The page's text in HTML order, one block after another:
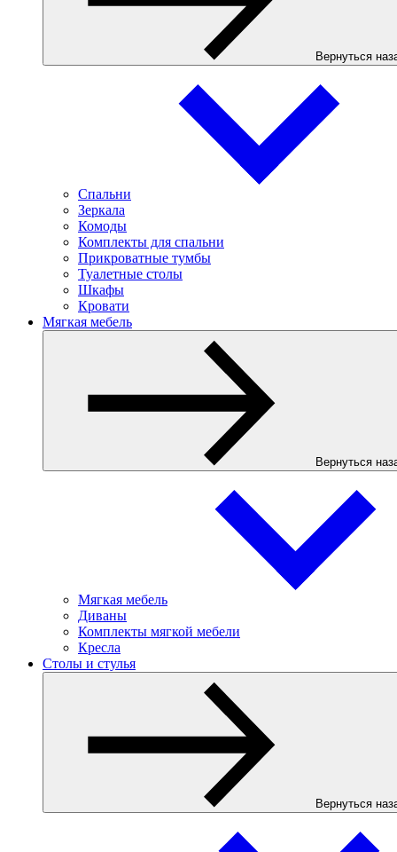
Вернуться
Спальни
Зеркала
Комоды
Комплекты для спальни
Прикроватные тумбы
Туалетные столы
Шкафы
Кровати
Мягкая мебель
Вернуться
Мягкая мебель
Диваны
Комплекты мягкой мебели
Кресла
Столы и стулья
Вернуться